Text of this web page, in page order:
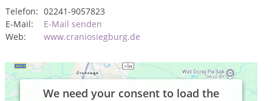
Telefon: 02241-9057823
E-Mail:
E-Mail senden
Web:
www.craniosiegburg.de
We need your consent to load the